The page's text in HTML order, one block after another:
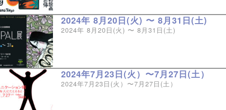
2024年 8月20日(火) 〜 8月31日(土)
2024年 8月20日(火) 〜 8月31日(土)
2024年7月23日(火）〜7月27日(土）
2024年7月23日(火）〜7月27日(土）